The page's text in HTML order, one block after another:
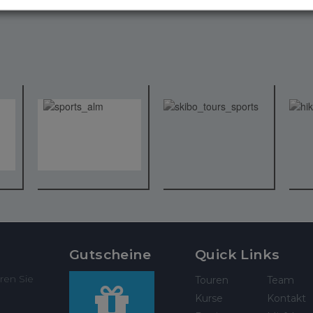
Sie
Gutscheine Quick Links
Touren
Kurse
Team
Kontakt